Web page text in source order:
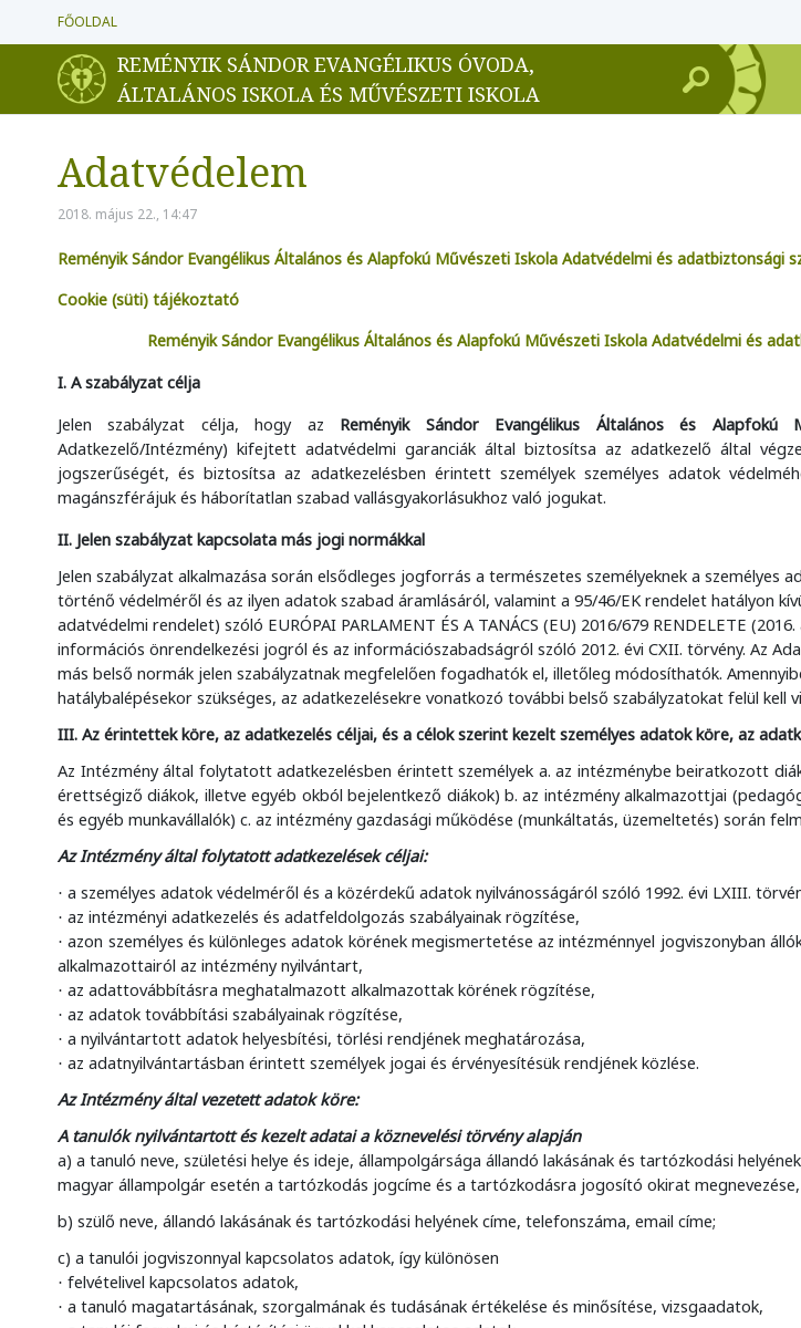
FŐOLDAL
REMÉNYIK SÁNDOR EVANGÉLIKUS ÓVODA,
ÁLTALÁNOS ISKOLA ÉS MŰVÉSZETI ISKOLA
Adatvédelem
2018. május 22., 14:47
Reményik Sándor Evangélikus Általános és Alapfokú Művészeti Iskola Adatvédelmi és adatbiztonsági
Cookie (süti) tájékoztató
Reményik Sándor Evangélikus Általános és Alapfokú Művészeti Iskola Adatvédelmi és
I. A szabályzat célja
Jelen szabályzat célja, hogy az Reményik Sándor Evangélikus Általános és Alapfokú
Adatkezelő/Intézmény) kifejtett adatvédelmi garanciák által biztosítsa az adatkezelő által
jogszerűségét, és biztosítsaaz adatkezelésben érintett személyek személyes adatok
magánszférájuk és háborítatlan szabad vallásgyakorlásukhoz való jogukat.
II. Jelen szabályzat kapcsolata más jogi normákkal
Jelen szabályzat alkalmazása során elsődleges jogforrás a természetes személyeknek a személyes
történő védelméről és az ilyen adatok szabad áramlásáról, valamint a 95/46/EK rendelet hatályon
adatvédelmi rendelet) szóló EURÓPAI PARLAMENT ÉS A TANÁCS (EU) 2016/679 RENDELETE
információs önrendelkezési jogról és az információszabadságról szóló 2012. évi CXII. törvény. Az
más belső normák jelen szabályzatnak megfelelően fogadhatók el, illetőleg módosíthatók.
hatálybalépésekor szükséges, az adatkezelésekre vonatkozó további belső szabályzatokat felül kell
III. Az érintettek köre, az adatkezelés céljai, és a célok szerint kezelt személyes adatok köre, az
Az Intézmény által folytatott adatkezelésben érintett személyek a. az intézménybe beiratkozott
érettségiződiákok, illetve egyéb okból bejelentkező diákok)b. az intézmény alkalmazottjai
és egyéb munkavállalók) c. az intézmény gazdasági működése (munkáltatás, üzemeltetés) során
Az Intézmény által folytatott adatkezelések céljai:
· a személyes adatok védelméről és a közérdekű adatok nyilvánosságáról szóló 1992. évi LXIII.
· az intézményi adatkezelés és adatfeldolgozás szabályainak rögzítése,
· azon személyes és különleges adatok körének megismertetése az intézménnyel jogviszonyban
alkalmazottairól az intézmény nyilvántart,
· az adattovábbításra meghatalmazott alkalmazottak körének rögzítése,
· az adatok továbbítási szabályainak rögzítése,
· a nyilvántartott adatok helyesbítési, törlési rendjének meghatározása,
· az adatnyilvántartásban érintett személyek jogai és érvényesítésük rendjének közlése.
Az Intézmény által vezetett adatok köre:
A tanulók nyilvántartott és kezelt adatai a köznevelési törvény alapján
a) a tanuló neve, születési helye és ideje, állampolgársága állandó lakásának és tartózkodási
magyar állampolgár esetén a tartózkodás jogcíme és a tartózkodásra jogosító okirat megnevezése,
b) szülő neve, állandó lakásának és tartózkodási helyének címe, telefonszáma, email címe;
c) a tanulói jogviszonnyal kapcsolatos adatok, így különösen
· felvételivel kapcsolatos adatok,
· a tanuló magatartásának, szorgalmának és tudásának értékelése és minősítése, vizsgaadatok,